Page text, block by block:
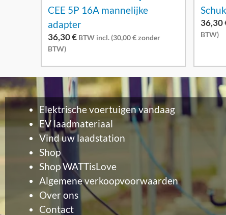
CEE 5P 16A mannelijke
adapter
36,30€ BTW incl. (30,00€zonder
BTW)
36,30
BTW)
Elektrische voertuigen vandaag
EV laadmateriaal
Vind uw laadstation
Shop
Shop WATTisLove
Algemene verkoopvoorwaarden
Over ons
Contact